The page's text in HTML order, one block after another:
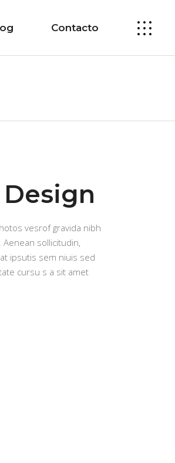
Contacto
vesrof gravida nibh
sollicitudin,
ipsutis sem niuis sed
cursu s a sit amet